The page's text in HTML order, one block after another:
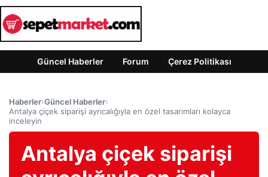
Güncel Haberler Forum Çerez Politikası
Haberler›Güncel Haberler›
Antalya çiçek siparişi ayrıcalığıyla en özel tasarımları kolayca
inceleyin
Antalya çiçek siparişi